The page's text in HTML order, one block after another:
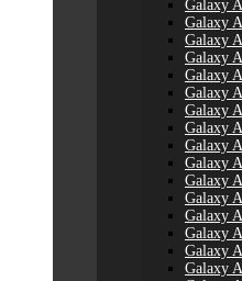
Galaxy
Galaxy
Galaxy
Galaxy
Galaxy
Galaxy
Galaxy
Galaxy
Galaxy
Galaxy
Galaxy
Galaxy
Galaxy
Galaxy
Galaxy
Galaxy